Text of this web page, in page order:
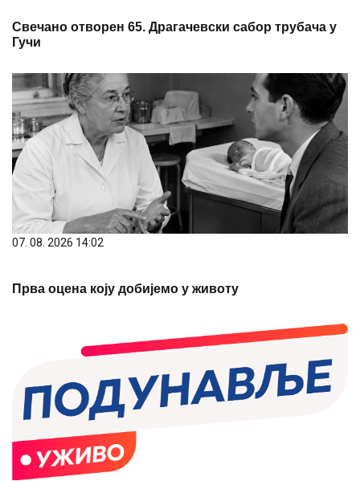
Свечано отворен 65. Драгачевски сабор трубача у
Гучи
07. 08. 2026 14:02
Прва оцена коју добијемо у животу